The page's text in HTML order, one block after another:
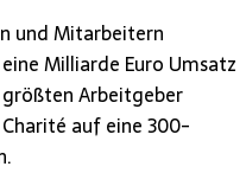
und Mitarbeitern
Milliarde Euro Umsatz
Arbeitgeber
auf eine 300-